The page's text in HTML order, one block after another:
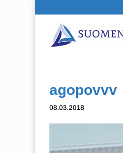
agopovvv
08.03.2018